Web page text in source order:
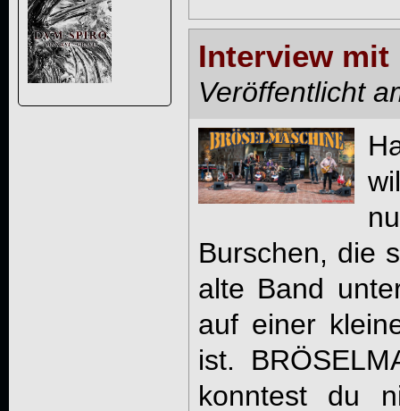
Interview mit
Veröffentlicht
Burschen, die
alte Band
auf einer
ist.
konntest du